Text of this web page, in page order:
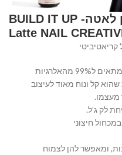
ג’ל בנייה בבקבוק גוון לאטה- BUILD IT UP
Latte NAIL
קל ונוח מאוד לעיצוב
מעצמו.
לק ג’ל.
חיצוני
ומאפשר להן לצמוח